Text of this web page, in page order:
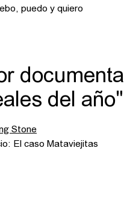
puedo y quiero
del año"
Stone
El caso Mataviejitas